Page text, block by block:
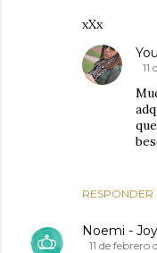
xXx
RESPONDER
11
Noemi -
11 de febrero